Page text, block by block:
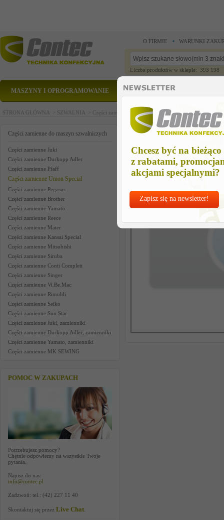
Chcesz być na bieżąco
z rabatami,
akcjami specjalnymi?
Zapisz się na newsletter!
O FIRMIE WARUNKI
Liczba produktów w sklepie: 393 198
MASZYNY I OPROGRAMOWANIE CZĘŚCI ZAMIENNE
STRONA GŁÓWNA > SZWALNIA > Części zamienne do maszyn szwalniczych >Części
Części zamienne do maszyn szwalniczych
Części zamienne Juki
Części zamienne Durkopp Adler
Części zamienne Pfaff
Części zamienne Union Special
Części zamienne Pegasus
Części zamienne Brother
Części zamienne Yamato
Części zamienne Reece
Części zamienne Maier
Części zamienne Kansai Special
Części zamienne Mitsubishi
Części zamienne Siruba
Części zamienne Conti Complett
Części zamienne Singer
Części zamienne Vi.Be.Mac
Części zamienne Rimoldi
Części zamienne Seiko
Części zamienne Sun Star
Części zamienne Juki, zamienniki
Części zamienne Durkopp Adler, zamienniki
Części zamienne Yamato, zamienniki
Części zamienne MK SEWING
POMOC W ZAKUPACH
Potrzebujesz pomocy?
Chętnie odpowiemy na wszystkie Twoje
pytania.
Napisz do nas:
info@contec.pl
Zadzwoń: tel.: (42) 227 11 40
Skontaktuj się przez Live Chat
kit of parts us